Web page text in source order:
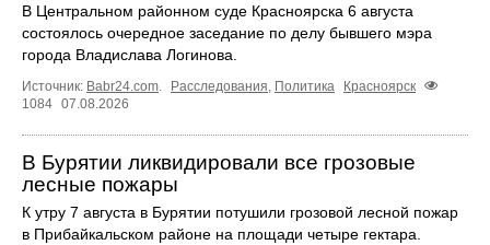
В Центральном районном суде Красноярска 6 августа
состоялось очередное заседание по делу бывшего мэра
города Владислава Логинова.
Источник: Babr24.com. Расследования, Политика
Красноярск
1084 07.08.2026
В Бурятии ликвидировали все грозовые
лесные пожары
К утру 7 августа в Бурятии потушили грозовой лесной пожар
в Прибайкальском районе на площади четыре гектара.